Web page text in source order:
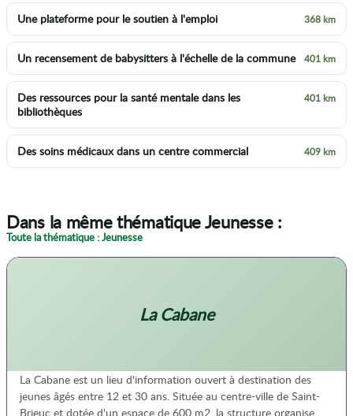
Une plateforme pour le soutien à l'emploi 368 km
Un recensement de babysitters à l'échelle de la commune 401 km
Des ressources pour la santé mentale dans les
bibliothèques
401 km
Des soins médicaux dans un centre commercial 409 km
Dans la même thématique Jeunesse :
Toute la thématique : Jeunesse
La Cabane
La Cabane est un lieu d'information ouvert à destination des
jeunes âgés entre 12 et 30 ans. Située au centre-ville de Saint-
Brieuc et dotée d'un espace de 600 m2, la structure organise